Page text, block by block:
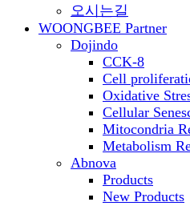
오시는길
WOONGBEE Partner
Dojindo
CCK-8
Cell
Oxidative
Cellular
Mitocondria
Metabolism
Abnova
Products
New Products